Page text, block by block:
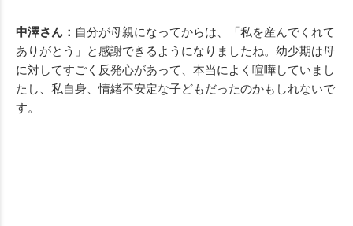
中澤さん： 自分が母親になってからは、「私を産んでくれて
ありがとう」と感謝できるようになりましたね。幼少期は母
に対してすごく反発心があって、本当によく喧嘩していまし
たし、私自身、情緒不安定な子どもだったのかもしれないで
す。